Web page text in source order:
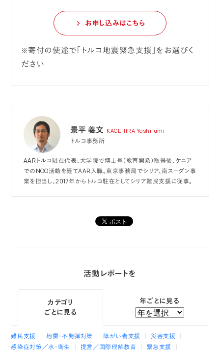
お申し込みはこちら
※寄付の使途で「トルコ地震緊急支援」をお選びく
ださい
景平 義文 KAGEHIRA Yoshifumi
トルコ事務所
AARトルコ駐在代表。大学院で博士号（教育開発）取得後、ケニア
でのNGO活動を経てAAR入職。東京事務局でシリア、南スーダン事
業を担当し、2017年からトルコ駐在としてシリア難民支援に従事。
活動レポートを
カテゴリ
ごとに見る
難民支援 地雷・不発弾対策 障がい者支援
災害支援
感染症対策／水・衛生
提言／国際理解教育
緊急支援
年ごとに見る